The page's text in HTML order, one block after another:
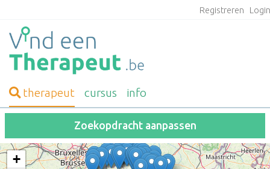
Registreren
therapeut cursus info
Zoekopdracht aanpassen
+